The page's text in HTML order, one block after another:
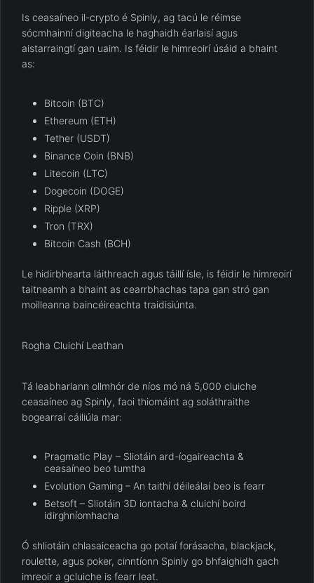
Is ceasaíneo il-crypto é Spinly, ag tacú le réimse
sócmhainní digiteacha le haghaidh éarlaisí agus
aistarraingtí gan uaim. Is féidir le himreoirí úsáid a bhaint
as:
Bitcoin (BTC)
Ethereum (ETH)
Tether (USDT)
Binance Coin (BNB)
Litecoin (LTC)
Dogecoin (DOGE)
Ripple (XRP)
Tron (TRX)
Bitcoin Cash (BCH)
Le hidirbhearta láithreach agus táillí ísle, is féidir le himreoirí
taitneamh a bhaint as cearrbhachas tapa gan stró gan
moilleanna baincéireachta traidisiúnta.
Rogha Cluichí Leathan
Tá leabharlann ollmhór de níos mó ná 5,000 cluiche
ceasaíneo ag Spinly, faoi thiomáint ag soláthraithe
bogearraí cáiliúla mar:
Pragmatic Play – Sliotáin ard-íogaireachta &
ceasaíneo beo tumtha
Evolution Gaming – An taithí déileálaí beo is fearr
Betsoft – Sliotáin 3D iontacha & cluichí boird
idirghníomhacha
Ó shliotáin chlasaiceacha go potaí forásacha, blackjack,
roulette, agus poker, cinntíonn Spinly go bhfaighidh gach
imreoir a gcluiche is fearr leat.